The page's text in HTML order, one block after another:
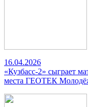
16.04.2026
«Кузбасс-2» сыграет
места ГЕОТЕК